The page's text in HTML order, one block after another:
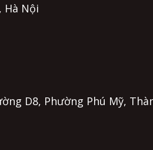
Hà Nội
D8, Phường Phú Mỹ,